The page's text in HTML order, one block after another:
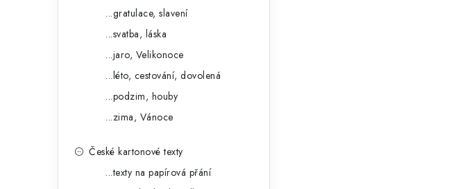
...gratulace, slavení
...svatba, láska
...jaro, Velikonoce
...léto, cestování, dovolená
...podzim, houby
...zima, Vánoce
České kartonové texty
...texty na papírová přání